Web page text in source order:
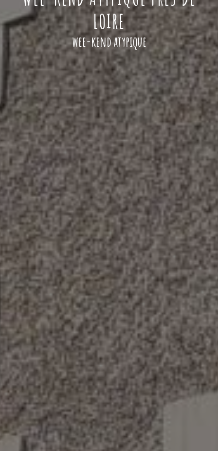
LOIRE
wee-kend atypique